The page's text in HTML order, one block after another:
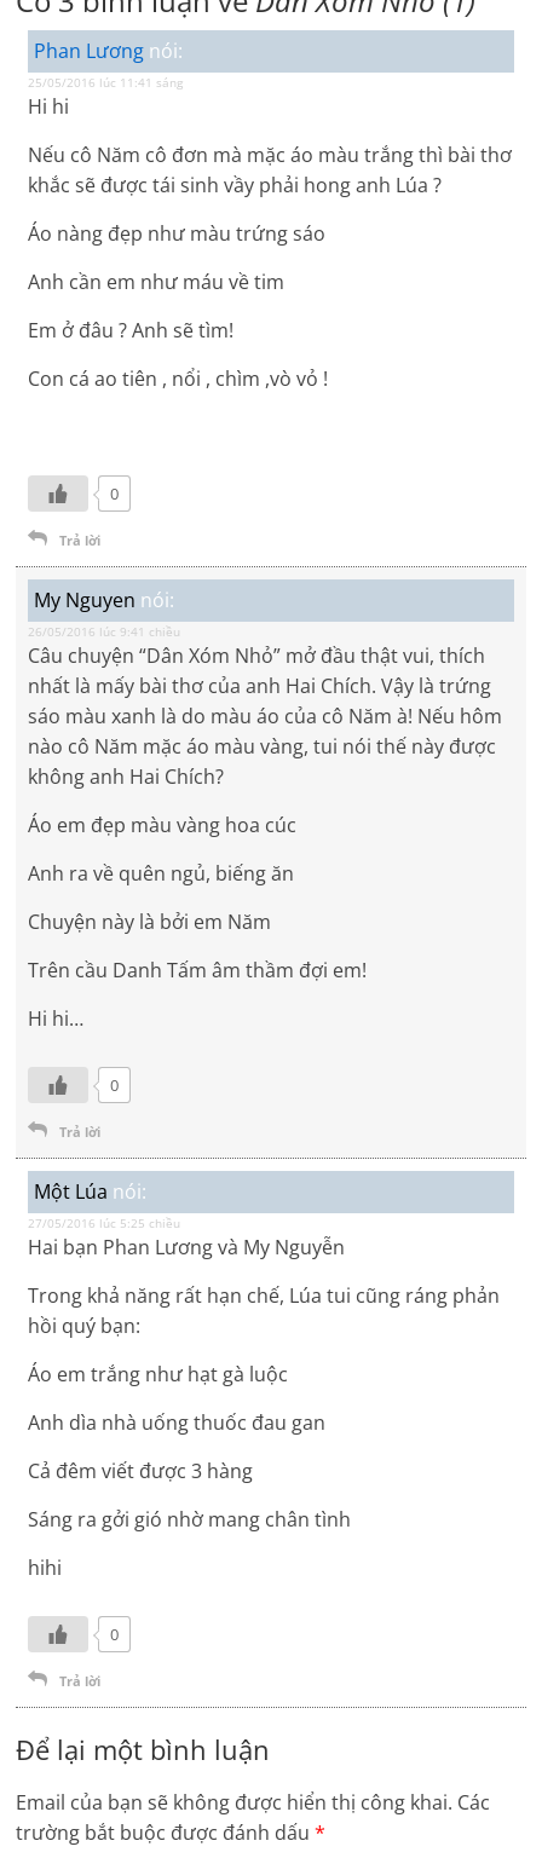
Phan Lương nói:
25/05/2016 lúc 11:41 sáng
Hi hi
Nếu cô Năm cô đơn mà mặc áo màu trắng thì bài thơ
khắc sẽ được tái sinh vầy phải hong anh Lúa ?
Áo nàng đẹp như màu trứng sáo
Anh cần em như máu về tim
Em ở đâu ? Anh sẽ tìm!
Con cá ao tiên , nổi , chìm ,vò vỏ !
0
Trả lời
My Nguyen nói:
26/05/2016 lúc 9:41 chiều
Câu chuyện “Dân Xóm Nhỏ” mở đầu thật vui, thích
nhất là mấy bài thơ của anh Hai Chích. Vậy là trứng
sáo màu xanh là do màu áo của cô Năm à! Nếu hôm
nào cô Năm mặc áo màu vàng, tui nói thế này được
không anh Hai Chích?
Áo em đẹp màu vàng hoa cúc
Anh ra về quên ngủ, biếng ăn
Chuyện này là bởi em Năm
Trên cầu Danh Tấm âm thầm đợi em!
Hi hi…
0
Trả lời
Một Lúa nói:
27/05/2016 lúc 5:25 chiều
Hai bạn Phan Lương và My Nguyễn
Trong khả năng rất hạn chế, Lúa tui cũng ráng phản
hồi quý bạn:
Áo em trắng như hạt gà luộc
Anh dìa nhà uống thuốc đau gan
Cả đêm viết được 3 hàng
Sáng ra gởi gió nhờ mang chân tình
hihi
0
Trả lời
Để lại một bình luận
Email của bạn sẽ không được hiển thị công khai. Các
trường bắt buộc được đánh dấu*